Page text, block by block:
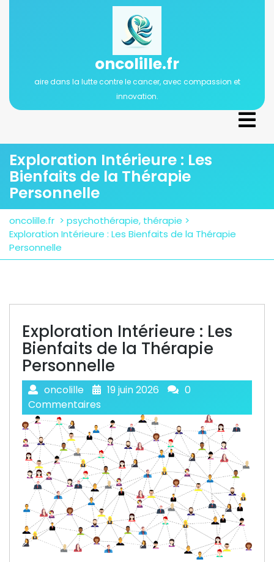
oncolille.fr
aire dans la lutte contre le cancer, avec compassion et
innovation.
Exploration Intérieure : Les
Bienfaits de la Thérapie
Personnelle
oncolille.fr > psychothérapie, thérapie >
Exploration Intérieure : Les Bienfaits de la Thérapie
Personnelle
Exploration Intérieure : Les
Bienfaits de la Thérapie
Personnelle
oncolille 19 juin 2026
0
Commentaires